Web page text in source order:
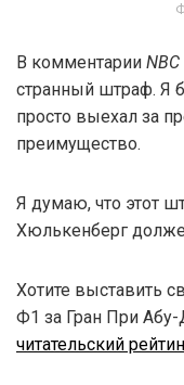
В комментарии NBC
странный штраф. Я
просто выехал за
преимущество.
Я думаю, что этот
Хюлькенберг
Хотите выставить
Ф1 за Гран При
читательский